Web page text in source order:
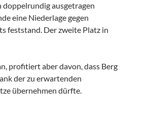
ausgetragen
eine Niederlage gegen
feststand. Der zweite Platz in
profitiert aber davon, dass Berg
der zu erwartenden
übernehmen dürfte.